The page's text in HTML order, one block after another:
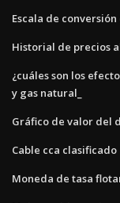
Escala de
Historial de precios
¿cuáles son los
y gas natural_
Gráfico de valor del
Cable cca clasificado
Moneda de tasa